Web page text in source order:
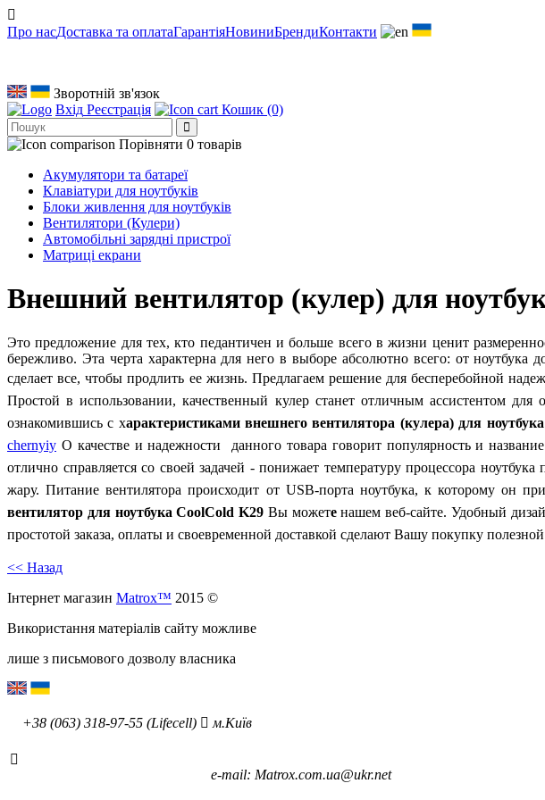
Про насДоставка та оплатаГарантіяНовиниБрендиКонтакти
Зворотній зв'язок
Вхід Реєстрація Кошик (0)
Порівняти 0 товарів
Акумулятори та батареї
Клавіатури для ноутбуків
Блоки живлення для ноутбуків
Вентилятори (Кулери)
Автомобільні зарядні пристрої
Матриці екрани
Внешний вентилятор (кулер) для
Это предложение для тех, кто педантичен и больше всего в жизни ценит
бережливо. Эта черта характерна для него в выборе абсолютно всего: от
сделает все, чтобы продлить ее жизнь. Предлагаем решение для бесперебойной
Простой в использовании, качественный кулер станет отличным ассистентом для
ознакомившись с характеристиками внешнего вентилятора (кулера) для ноутбука
chernyiy О качестве и надежности данного товара говорит популярность и
отлично справляется со своей задачей - понижает температуру процессора
жару. Питание вентилятора происходит от USB-порта ноутбука, к которому он
вентилятор для ноутбукаCoolCold K29 Вы можетенашем веб-сайте. Удобный
простотой заказа, оплаты и своевременной доставкой сделают Вашу покупку
<< Назад
Інтернет магазин Matrox™ 2015 ©
Використання матеріалів сайту можливе
лише з письмового дозволу власника
+38 (063) 318-97-55 (Lifecell) м.Київ
е-mаil: Matrox.com.ua@ukr.net